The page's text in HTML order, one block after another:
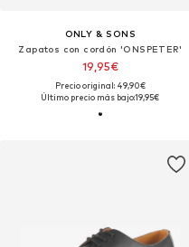
ONLY & SONS
Zapatos con cordón 'ONSPETER'
19,95€
Precio original: 49,90€
Último precio más bajo:19,95€